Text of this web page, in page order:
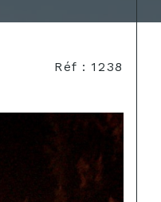
Réf : 1238